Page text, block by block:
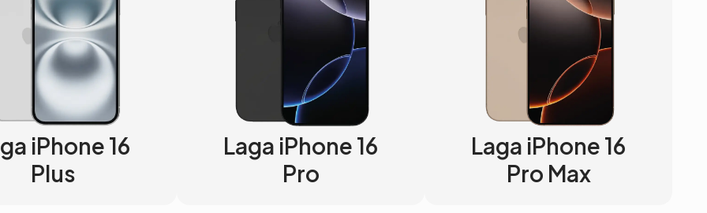
iPhone 16
Plus
Laga iPhone 16
Pro
Laga iPhone 16
Pro Max